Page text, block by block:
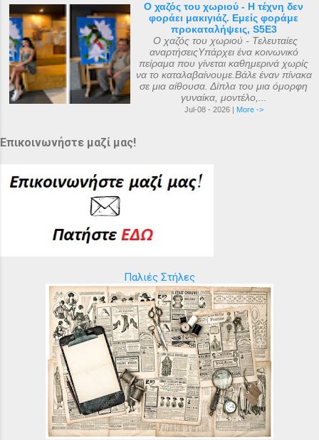
Ο χαζός του χωριού - Η τέχνη δεν
φοράει μακιγιάζ. Εμείς φοράμε
προκαταλήψεις, S5E3
Ο χαζός του χωριού - Τελευταίες
αναρτήσειςΥπάρχει ένα κοινωνικό
πείραμα που γίνεται καθημερινά χωρίς
να το καταλαβαίνουμε.Βάλε έναν πίνακα
σε μια αίθουσα. Δίπλα του μια όμορφη
γυναίκα, μοντέλο,...
Jul-08 - 2026 | More ->
Επικοινωνήστε μαζί μας!
Παλιές Στήλες